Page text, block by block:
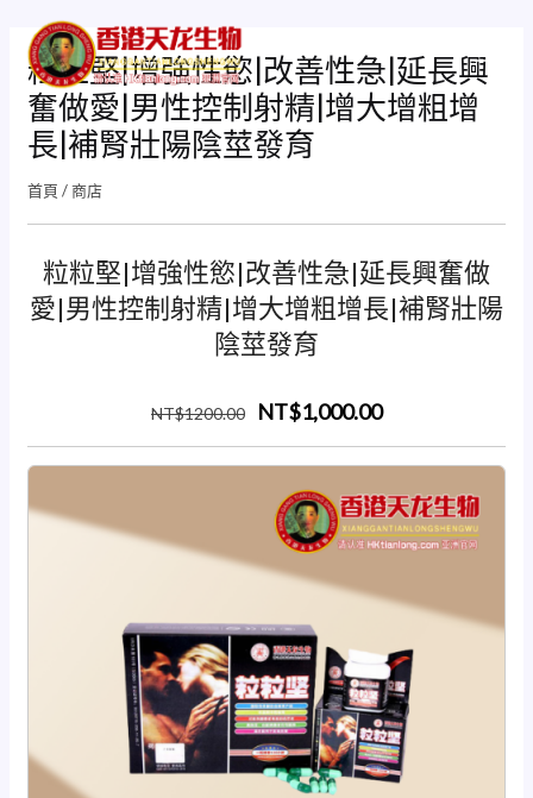
粒粒堅|增強性慾|改善性急|延長興
奮做愛|男性控制射精|增大增粗增
長|補腎壯陽陰莖發育
首頁 /商店
粒粒堅|增強性慾|改善性急|延長興奮做
愛|男性控制射精|增大增粗增長|補腎壯陽
陰莖發育
NT$1200.00 NT$1,000.00